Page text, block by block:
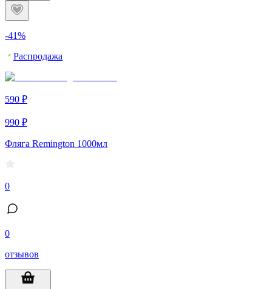
-41%
Распродажа
590 ₽
990 ₽
Фляга Remington 1000мл
0
0
отзывов